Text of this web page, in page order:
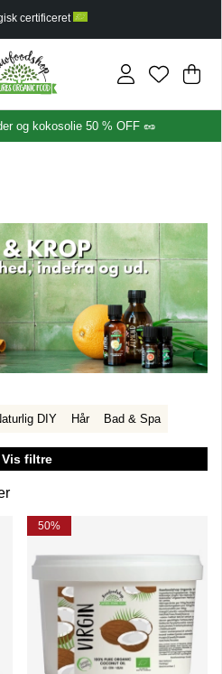
fra 399 kr
.
og kokosolie 50 % OFF 🥜
DIY Hår Bad & Spa
filtre
50%